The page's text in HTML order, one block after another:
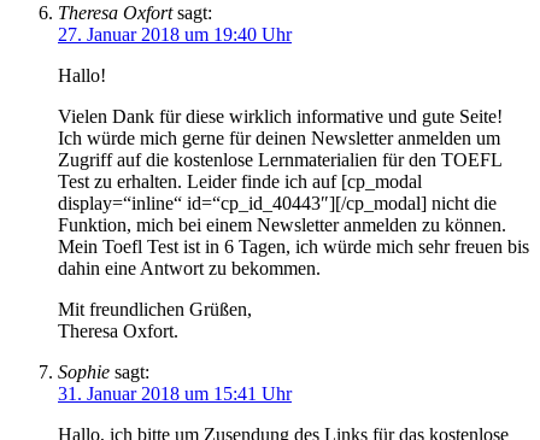
Theresa Oxfort sagt:
27. Januar 2018 um 19:40 Uhr
Hallo!
Vielen Dank für diese wirklich informative und gute Seite!
Ich würde mich gerne für deinen Newsletter anmelden um
Zugriff auf die kostenlose Lernmaterialien für den TOEFL
Test zu erhalten. Leider finde ich auf [cp_modal
display=“inline“ id=“cp_id_40443″][/cp_modal] nicht die
Funktion, mich bei einem Newsletter anmelden zu können.
Mein Toefl Test ist in 6 Tagen, ich würde mich sehr freuen bis
dahin eine Antwort zu bekommen.
Mit freundlichen Grüßen,
Theresa Oxfort.
Sophie sagt:
31. Januar 2018 um 15:41 Uhr
Hallo, ich bitte um Zusendung des Links für das kostenlose